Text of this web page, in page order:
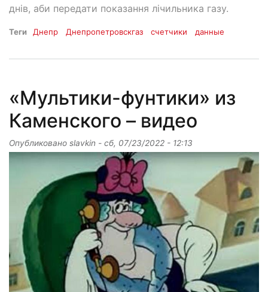
днів, аби передати показання лічильника газу.
Теги Днепр Днепропетровскгаз счетчики данные
«Мультики-фунтики» из
Каменского – видео
Опубликовано slavkin - сб, 07/23/2022 - 12:13